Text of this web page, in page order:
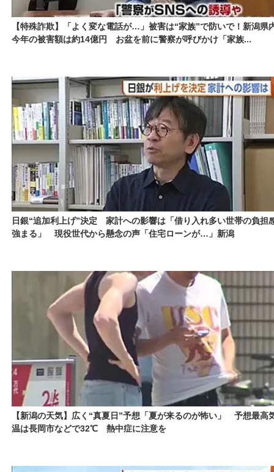
【特殊詐欺】「よく変な電話が…」被害は“家族”で防いで！新潟県
今年の被害額は約14億円 お盆を前に警察が呼びかけ「家族...
日銀“追加利上げ”決定 家計への影響は「借り入れ多い世帯の負担
強まる」 現役世代から懸念の声「住宅ローンが…」新潟
【新潟の天気】広く“真夏日”予想「夏が来るのが怖い」 予想最高
温は長岡市などで32℃ 熱中症に注意を